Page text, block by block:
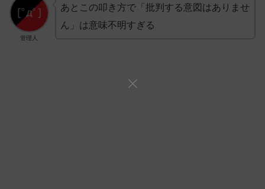
管理人
あとこの叩き方で「批判する意図はありませ
ん」は意味不明すぎる